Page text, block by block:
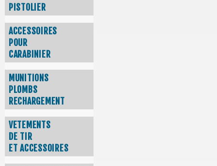
PISTOLIER
ACCESSOIRES
POUR
CARABINIER
MUNITIONS
PLOMBS
RECHARGEMENT
VETEMENTS
DE TIR
ET ACCESSOIRES